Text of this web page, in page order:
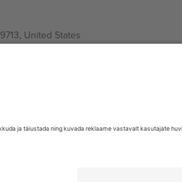
United States
Bulgaria
Ciudad de México, CDMX, Mexico